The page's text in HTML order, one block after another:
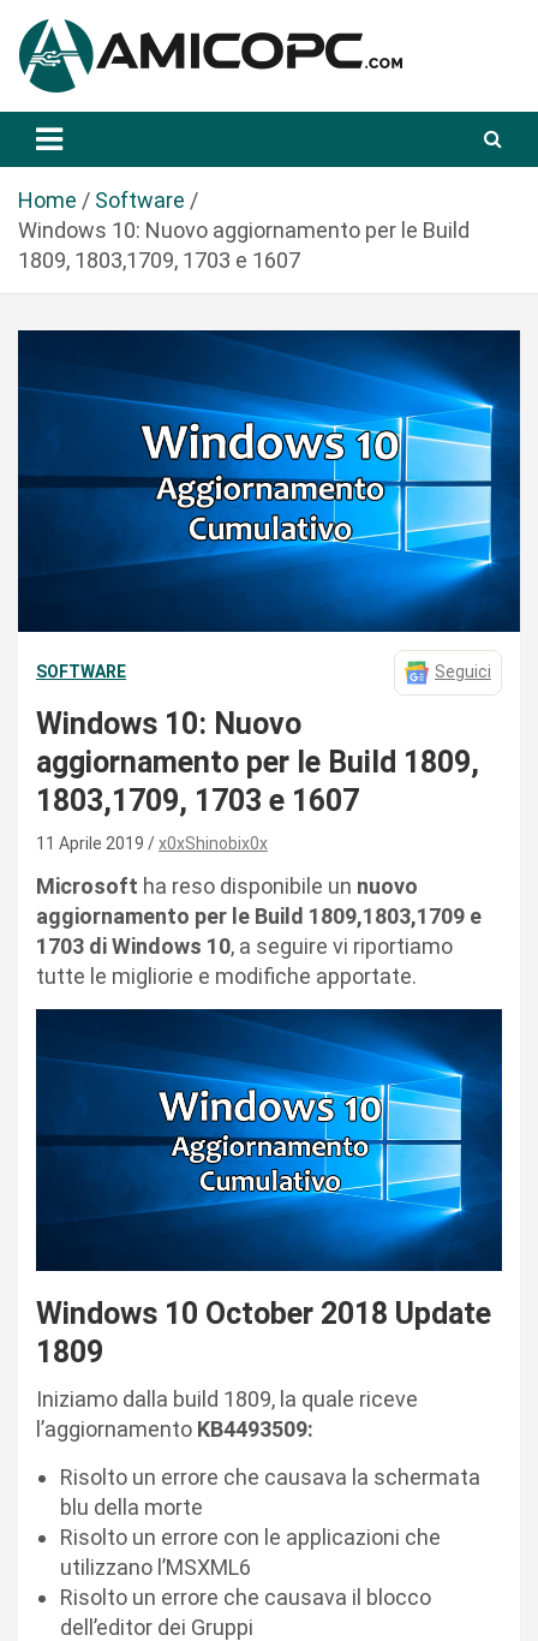
a
Amicopc.com
Home
Software
Windows 10: Nuovo aggiornamento per le Build
1809, 1803,1709, 1703 e 1607
SOFTWARE Seguici
Windows 10: Nuovo
aggiornamento per le Build 1809,
1803,1709, 1703 e 1607
11 Aprile 2019 x0xShinobix0x
Microsoft ha reso disponibile un nuovo
aggiornamento per le Build 1809,1803,1709 e
1703 di Windows 10, a seguire vi riportiamo
tutte le migliorie e modifiche apportate.
Windows 10 October 2018 Update
1809
Iniziamo dalla build 1809, la quale riceve
l’aggiornamento KB4493509:
Risolto un errore che causava la schermata
blu della morte
Risolto un errore con le applicazioni che
utilizzano l’MSXML6
Risolto un errore che causava il blocco
dell’editor dei Gruppi